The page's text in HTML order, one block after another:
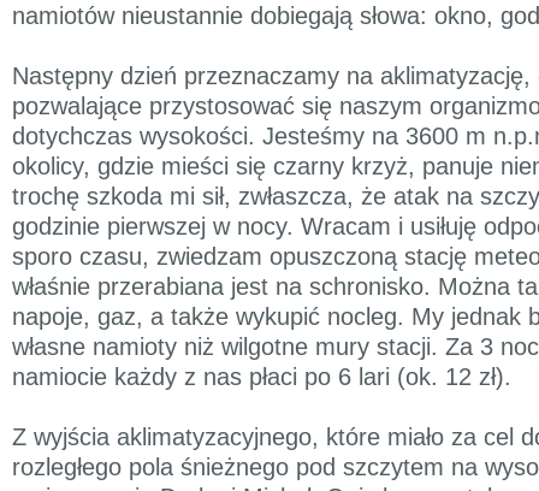
namiotów nieustannie dobiegają słowa: okno,
Następny dzień przeznaczamy na aklimatyzację,
pozwalające przystosować się naszym
dotychczas wysokości. Jesteśmy na 3600 m
okolicy, gdzie mieści się czarny krzyż, panuje
trochę szkoda mi sił, zwłaszcza, że atak na
godzinie pierwszej w nocy. Wracam i usiłuję
sporo czasu, zwiedzam opuszczoną stację
właśnie przerabiana jest na schronisko. Można
napoje, gaz, a także wykupić nocleg. My jednak
własne namioty niż wilgotne mury stacji. Za 3
namiocie każdy z nas płaci po 6 lari (ok. 12 zł).
Z wyjścia aklimatyzacyjnego, które miało za cel
rozległego pola śnieżnego pod szczytem na